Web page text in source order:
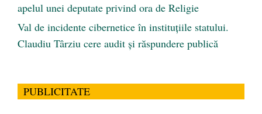
apelul unei deputate privind ora de Religie
Val de incidente cibernetice în instituțiile statului.
Claudiu Târziu cere audit și răspundere publică
PUBLICITATE